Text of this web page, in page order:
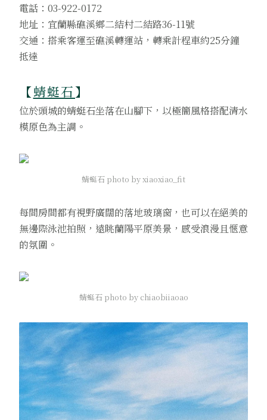
電話：03-922-0172
地址：宜蘭縣礁溪鄉二結村二結路36-11號
交通：搭乘客運至礁溪轉運站，轉乘計程車約25分鐘
抵達
【蜻蜓石】
位於頭城的蜻蜓石坐落在山腳下，以極簡風格搭配清水
模原色為主調。
蜻蜓石 photo by xiaoxiao_fit
每間房間都有視野廣闊的落地玻璃窗，也可以在絕美的
無邊際泳池拍照，遠眺蘭陽平原美景，感受浪漫且愜意
的氛圍。
蜻蜓石 photo by chiaobiiaoao